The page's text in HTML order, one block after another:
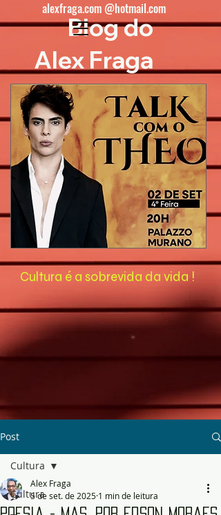
Cultura é a sobrevida da vida !
Blog do
Alex Fraga
alexfraga.com @hotmail.com
Post
Cultura
Cultura
Alex Fraga
5 de set. de 2025 1 min de leitura